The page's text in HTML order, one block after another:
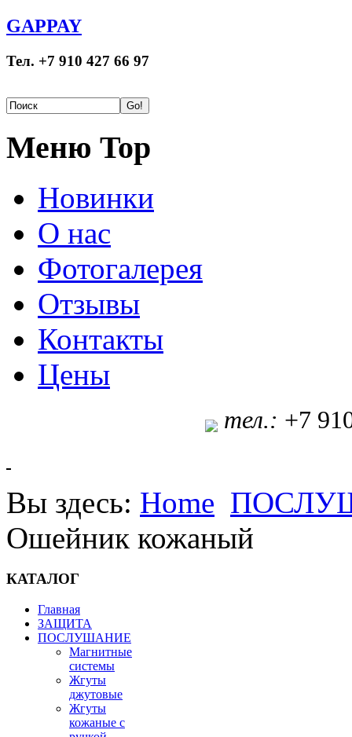
GAPPAY
Тел. +7 910 427 66 97
Меню Top
Новинки
О нас
Фотогалерея
Отзывы
Контакты
Цены
тел.: +7
Вы здесь: Home
Ошейник кожаный
КАТАЛОГ
Главная
ЗАЩИТА
ПОСЛУШАНИЕ
Магнитные
системы
Жгуты
джутовые
Жгуты
кожаные с